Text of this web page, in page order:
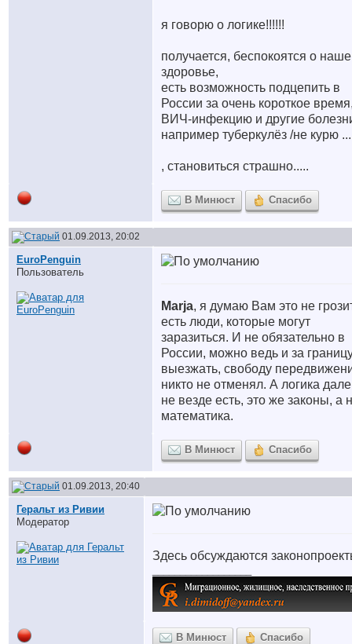
я говорю о логике!!!!!!
получается, беспокоятся о
здоровье,
есть возможность подцепить в
России за очень короткое
ВИЧ-инфекцию и другие
например туберкулёз /не курю ...
, становиться страшно.....
В Минюст Спасибо
01.09.2013, 20:02
EuroPenguin
Пользователь
Marja, я думаю Вам это не
есть люди, которые могут
заразиться. И не обязательно в
России, можно ведь и за
выезжать, свободу
никто не отменял. А логика
не везде есть, это же законы, а
математика.
В Минюст Спасибо
01.09.2013, 20:40
Геральт из Ривии
Модератор
Здесь обсуждаются
В Минюст Спасибо